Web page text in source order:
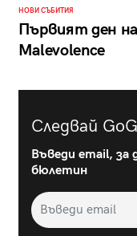
НОВИ СЪБИТИЯ
Първият ден
Malevolence
Следвай
Въведи email, за
бюлетин